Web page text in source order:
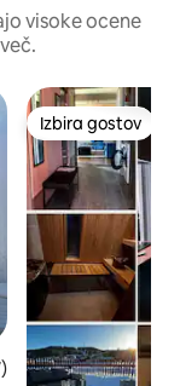
visoke ocene
gostov«
ocena: 4,98 od 5,
Izbira gostov
Izbira gostov